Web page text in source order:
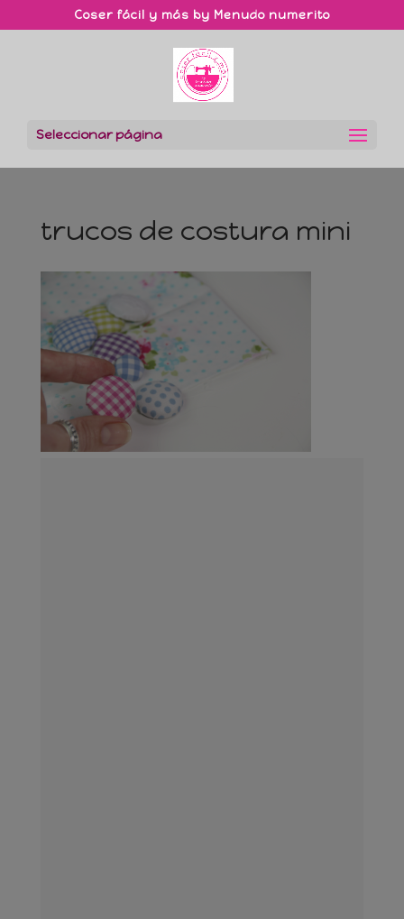
Coser fácil y más by Menudo numerito
Seleccionar página
trucos de costura mini